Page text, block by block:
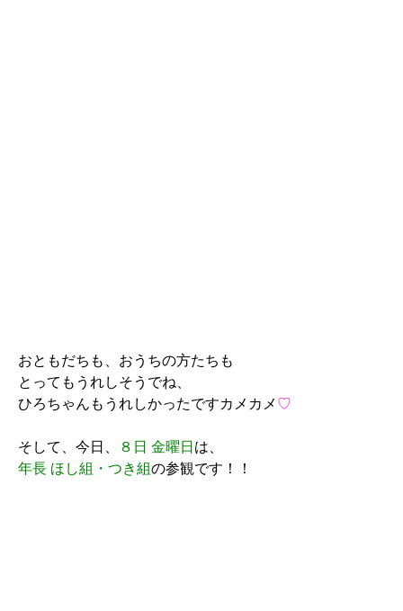
おともだちも、おうちの方たちも
とってもうれしそうでね、
ひろちゃんもうれしかったですカメカメ ♡
そして、今日、 ８日 金曜日 は、
年長 ほし組・つき組の参観です！！